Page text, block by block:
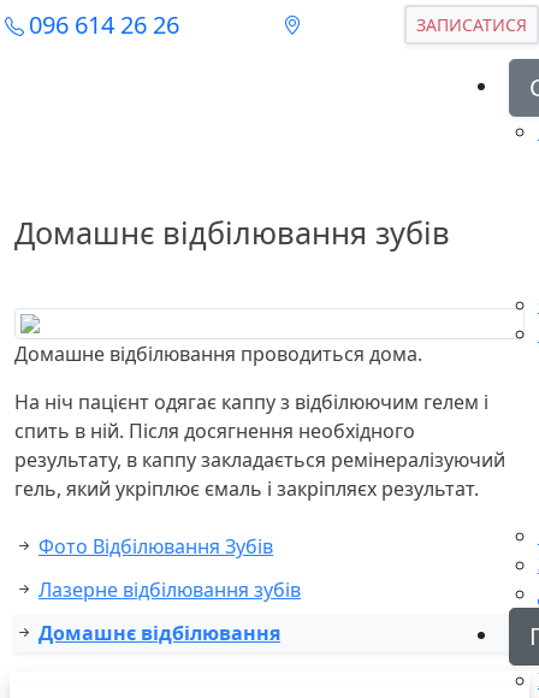
096 614 26 26 ЗАПИСАТИСЯ
Домашнє відбілювання зубів
Домашне відбілювання проводиться дома.
На ніч пацієнт одягає каппу з відбілюючим гелем і
спить в ній. Після досягнення необхідного
результату, в каппу закладається ремінералізуючий
гель, який укріплює ємаль і закріпляєх результат.
Фото Відбілювання Зубів
Лазерне відбілювання зубів
Домашнє відбілювання